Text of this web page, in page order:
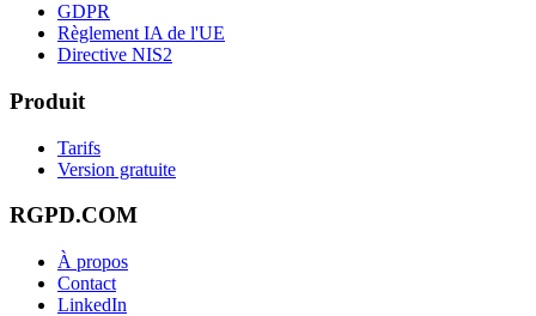
GDPR
Règlement IA de l'UE
Directive NIS2
Produit
Tarifs
Version gratuite
RGPD.COM
À propos
Contact
LinkedIn